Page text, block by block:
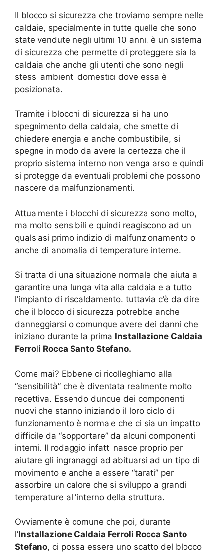
Il blocco si sicurezza che troviamo sempre nelle
caldaie, specialmente in tutte quelle che sono
state vendute negli ultimi 10 anni, è un sistema
di sicurezza che permette di proteggere sia la
caldaia che anche gli utenti che sono negli
stessi ambienti domestici dove essa è
posizionata.
Tramite i blocchi di sicurezza si ha uno
spegnimento della caldaia, che smette di
chiedere energia e anche combustibile, si
spegne in modo da avere la certezza che il
proprio sistema interno non venga arso e quindi
si protegge da eventuali problemi che possono
nascere da malfunzionamenti.
Attualmente i blocchi di sicurezza sono molto,
ma molto sensibili e quindi reagiscono ad un
qualsiasi primo indizio di malfunzionamento o
anche di anomalia di temperature interne.
Si tratta di una situazione normale che aiuta a
garantire una lunga vita alla caldaia e a tutto
l’impianto di riscaldamento. tuttavia c’è da dire
che il blocco di sicurezza potrebbe anche
danneggiarsi o comunque avere dei danni che
iniziano durante la prima Installazione Caldaia
Ferroli Rocca Santo Stefano.
Come mai? Ebbene ci ricolleghiamo alla
“sensibilità” che è diventata realmente molto
recettiva. Essendo dunque dei componenti
nuovi che stanno iniziando il loro ciclo di
funzionamento è normale che ci sia un impatto
difficile da “sopportare” da alcuni componenti
interni. Il rodaggio infatti nasce proprio per
aiutare gli ingranaggi ad abituarsi ad un tipo di
movimento e anche a essere “tarati” per
assorbire un calore che si sviluppo a grandi
temperature all’interno della struttura.
Ovviamente è comune che poi, durante
l’Installazione Caldaia Ferroli Rocca Santo
Stefano, ci possa essere uno scatto del blocco